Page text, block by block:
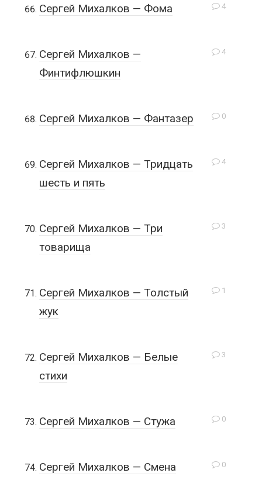
4
Сергей Михалков — Фома
4
Сергей Михалков —
Финтифлюшкин
0
Сергей Михалков — Фантазер
4
Сергей Михалков — Тридцать
шесть и пять
3
Сергей Михалков — Три
товарища
1
Сергей Михалков — Толстый
жук
3
Сергей Михалков — Белые
стихи
0
Сергей Михалков — Стужа
0
Сергей Михалков — Смена